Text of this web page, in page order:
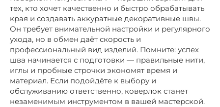
тех, кто хочет качественно и быстро обрабатывать
края и создавать аккуратные декоративные швы.
Он требует внимательной настройки и регулярного
ухода, но в обмен даёт скорость и
профессиональный вид изделий. Помните: успех
шва начинается с подготовки — правильные нити,
иглы и пробные строчки экономят время и
материал. Если подойдёте к выбору и
обслуживанию ответственно, коверлок станет
незаменимым инструментом в вашей мастерской.